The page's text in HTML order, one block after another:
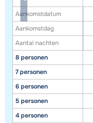
Aankomstdatum
Aankomstdag
Aantal nachten
8 personen
7 personen
6 personen
5 personen
4 personen